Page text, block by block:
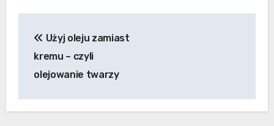
wpisu
Użyj oleju zamiast
kremu – czyli
olejowanie twarzy